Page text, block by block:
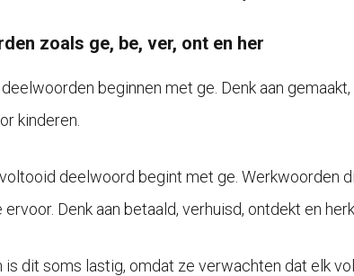
zoals ge, be, ver, ont en her
beginnen met ge. Denk aan
kinderen.
deelwoord begint met ge. Werkwoorden
Denk aan betaald, verhuisd, ontdekt en
is dit soms lastig, omdat ze verwachten dat elk